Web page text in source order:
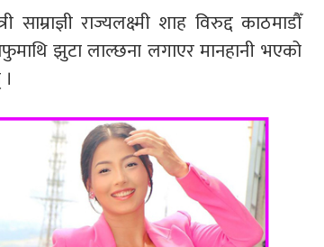
राज्यलक्ष्मी शाह विरुद्द काठमाडौँ
झुटा लाल्छना लगाएर मानहानी भएको